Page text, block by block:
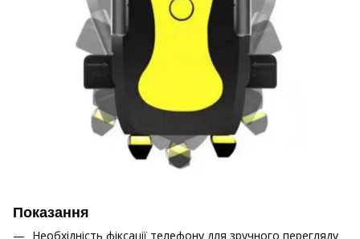
Показання
Необхідність фіксації телефону для зручного перегляду